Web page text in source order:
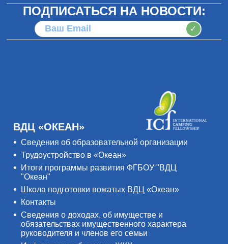
ПОДПИСАТЬСЯ НА НОВОСТИ:
✓
ВДЦ «ОКЕАН»
Сведения об образовательной организации
Трудоустройство в «Океан»
Итоги программы развития ФГБОУ "ВДЦ
"Океан"
Школа подготовки вожатых ВДЦ «Океан»
Контакты
Сведения о доходах, об имуществе и
обязательствах имущественного характера
руководителя и членов его семьи